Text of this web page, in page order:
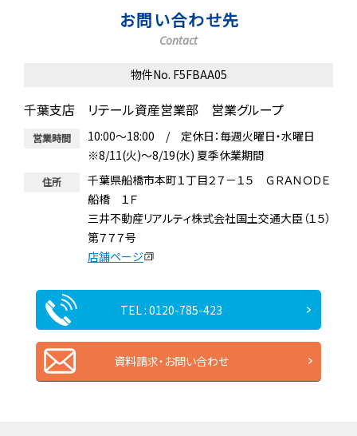
お問い合わせ先
Contact
物件No. F5FBAA05
千葉支店 リテール資産営業部 営業グループ
営業時間
10:00～18:00 / 定休日：毎週火曜日・水曜日
※8/11(火)～8/19(水) 夏季休業期間
住所
千葉県船橋市本町１丁目２７－１５ ＧＲＡＮＯＤＥ
船橋 １Ｆ
三井不動産リアルティ株式会社国土交通大臣（１５）
第７７７号
店舗ページ
TEL : 0120-785-423
資料請求・お問い合わせ